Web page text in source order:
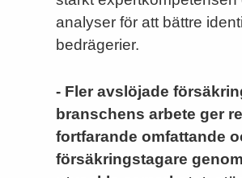
analyser för att bättre
bedrägerier.
- Fler avslöjade
branschens arbete ger
fortfarande omfattande
försäkringstagare